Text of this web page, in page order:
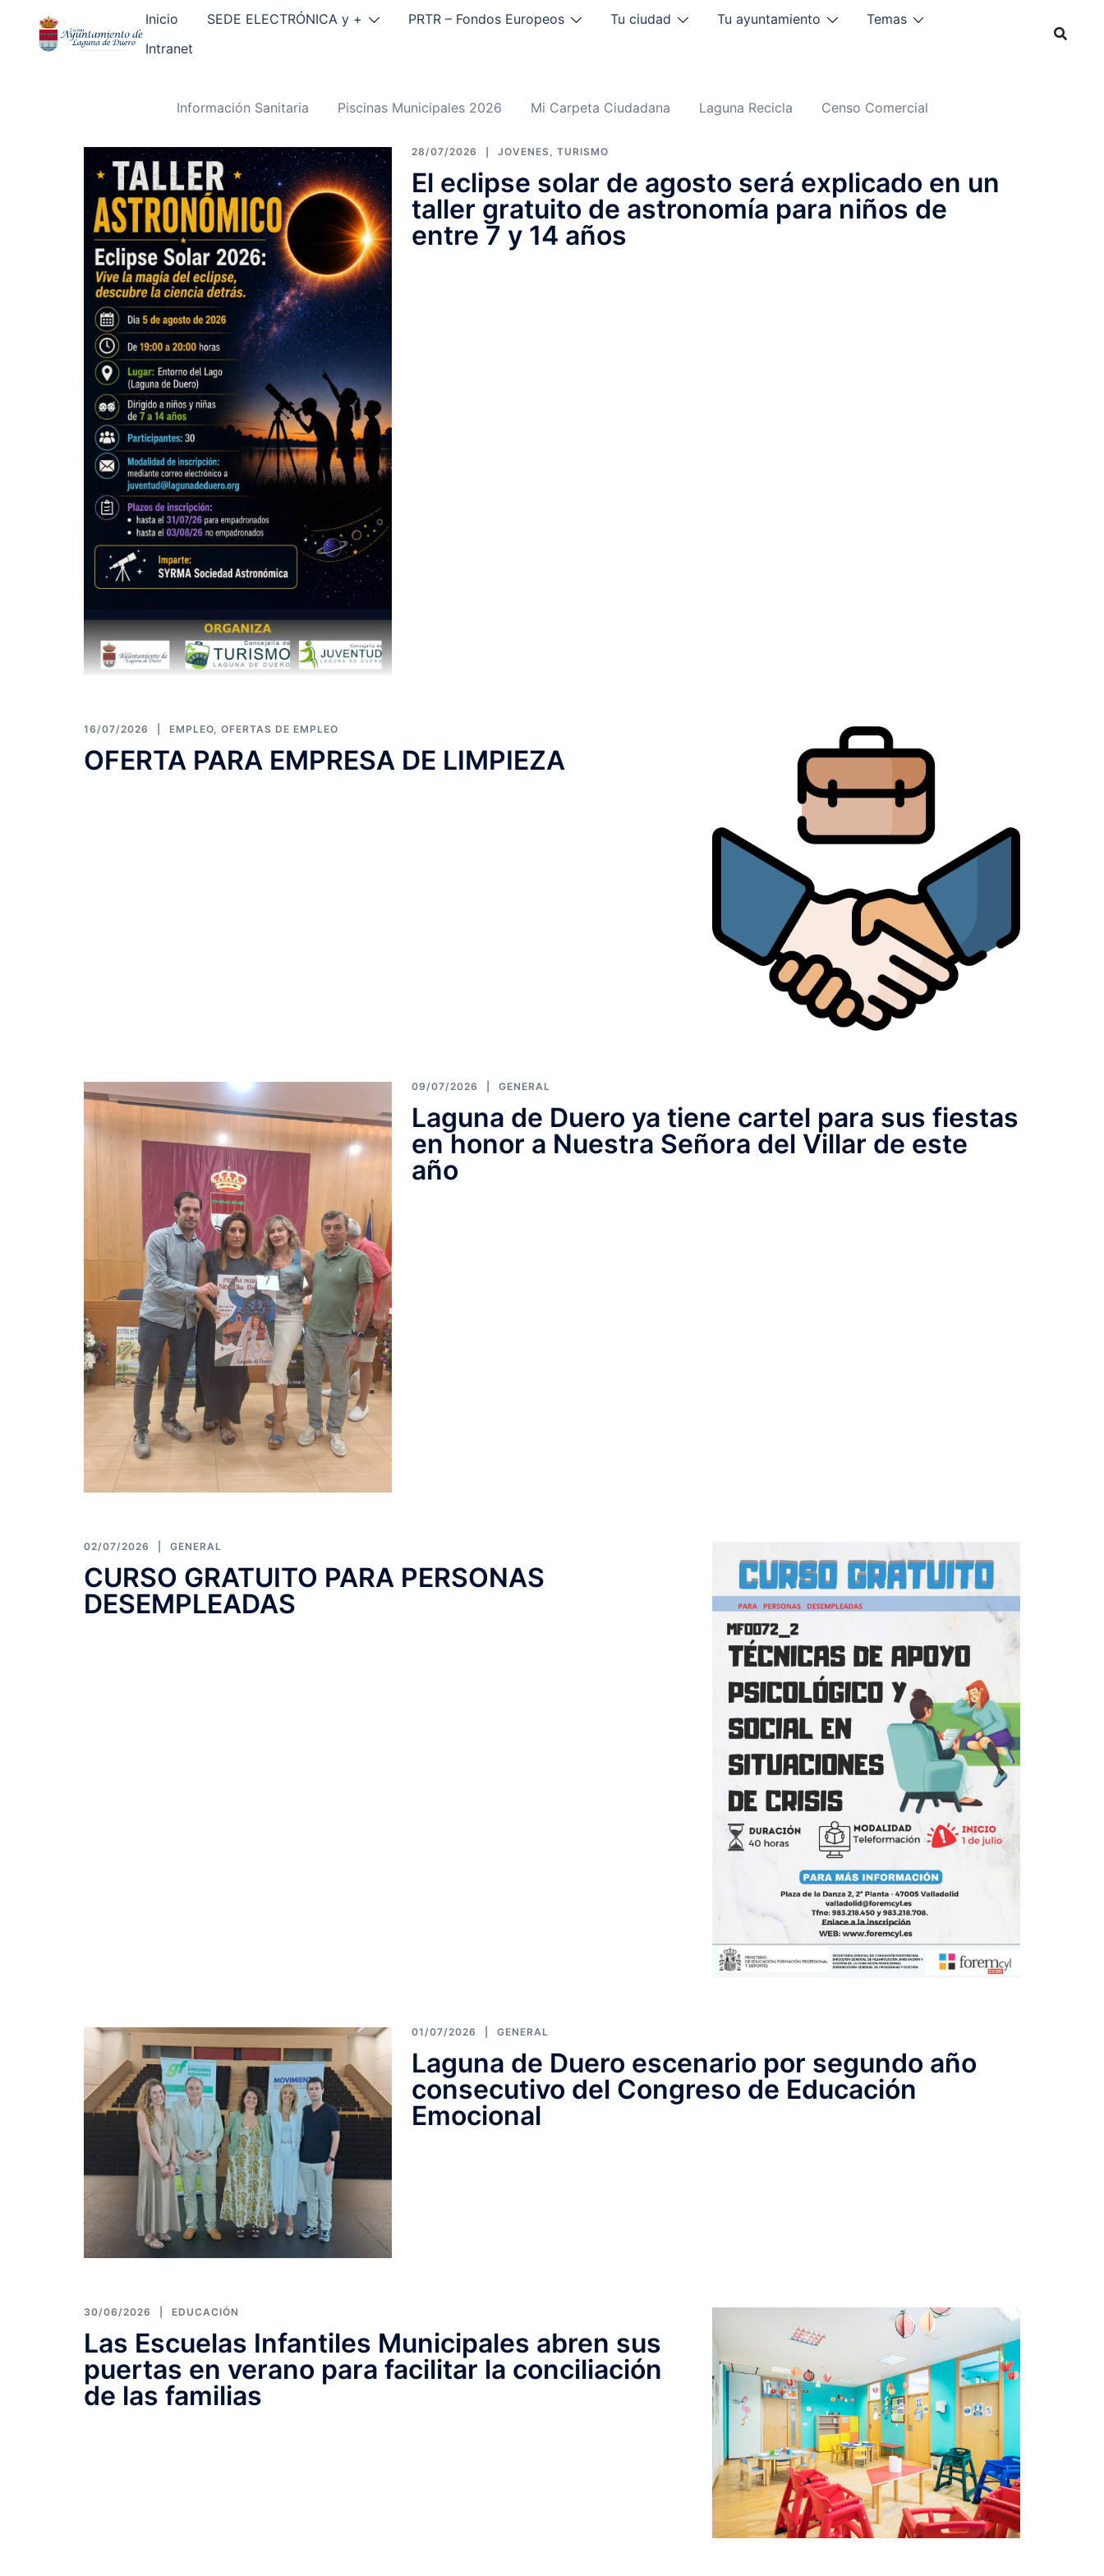
contenido
Inicio SEDE ELECTRÓNICA y + PRTR – Fondos Europeos Tu ciudad Tu ayuntamiento
Temas
Intranet
Información Sanitaria Piscinas Municipales 2026 Mi Carpeta Ciudadana Laguna Recicla Censo Comercial
28/07/2026 JOVENES, TURISMO
El eclipse solar de agosto será explicado en un
taller gratuito de astronomía para niños de
entre 7 y 14 años
16/07/2026 EMPLEO, OFERTAS DE EMPLEO
OFERTA PARA EMPRESA DE LIMPIEZA
09/07/2026 GENERAL
Laguna de Duero ya tiene cartel para sus fiestas
en honor a Nuestra Señora del Villar de este
año
02/07/2026 GENERAL
CURSO GRATUITO PARA PERSONAS
DESEMPLEADAS
01/07/2026 GENERAL
Laguna de Duero escenario por segundo año
consecutivo del Congreso de Educación
Emocional
30/06/2026 EDUCACIÓN
Las Escuelas Infantiles Municipales abren sus
puertas en verano para facilitar la conciliación
de las familias